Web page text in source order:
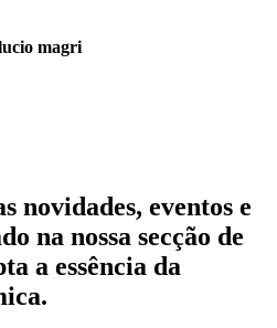
magri
novidades, eventos e
na nossa secção de
a essência da